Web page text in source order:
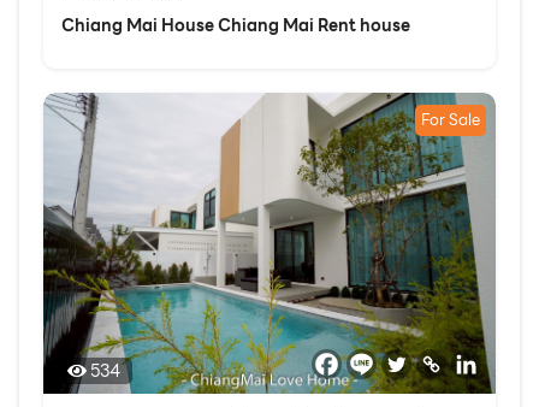
Chiang Mai House Chiang Mai Rent house
For Sale
534